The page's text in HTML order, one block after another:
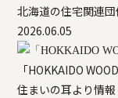
北海道の住宅関連
2026.06.05
「HOKKAIDO
住まいの耳より情報